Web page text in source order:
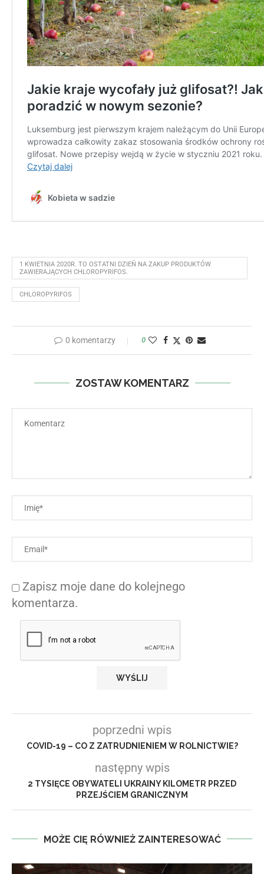
1 KWIETNIA 2020R. TO OSTATNI DZIEŃ NA ZAKUP PRODUKTÓW
ZAWIERAJĄCYCH CHLOROPYRIFOS.
CHLOROPYRIFOS
0 komentarzy 0
ZOSTAW KOMENTARZ
Zapisz moje dane do kolejnego
komentarza.
poprzedni wpis
COVID-19 – CO Z ZATRUDNIENIEM W ROLNICTWIE?
następny wpis
2 TYSIĘCE OBYWATELI UKRAINY KILOMETR PRZED
PRZEJŚCIEM GRANICZNYM
MOŻE CIĘ RÓWNIEŻ ZAINTERESOWAĆ